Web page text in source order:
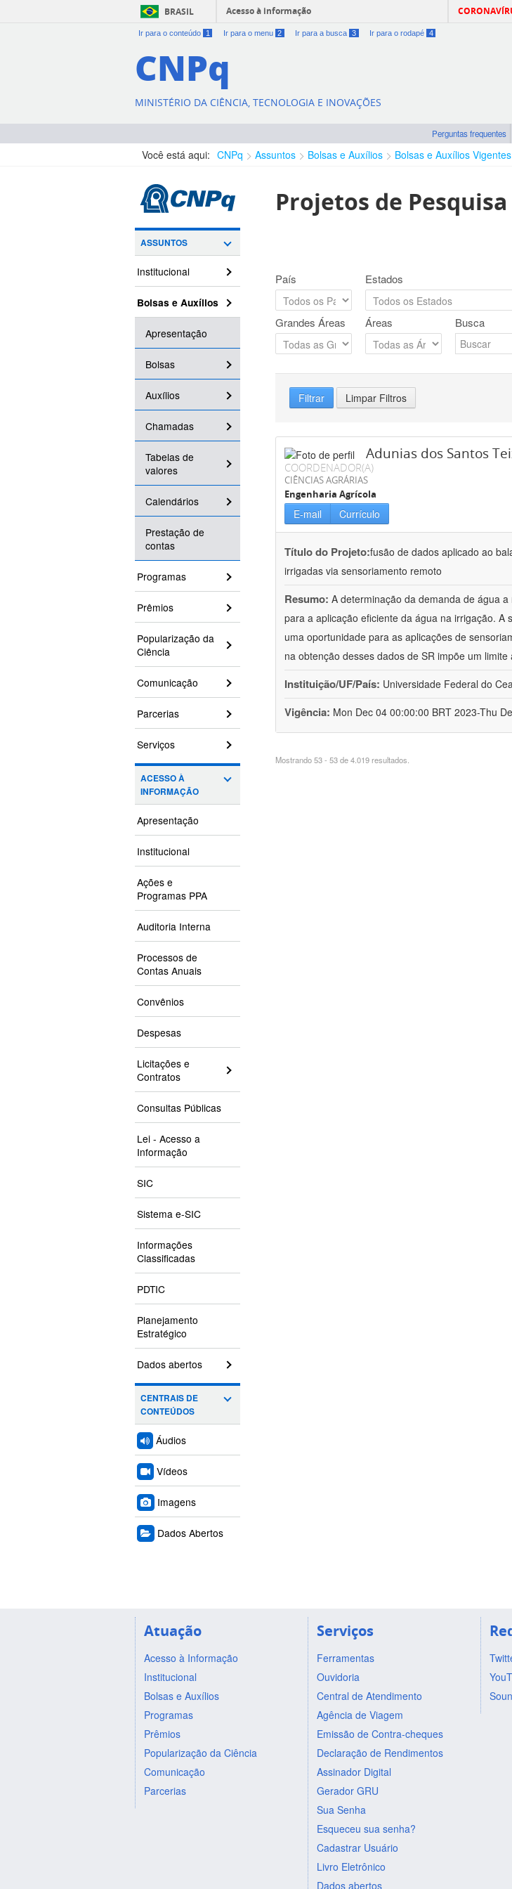
BRASIL Acesso à informação
Ir para o conteúdo 1 Ir para o menu 2 Ir para a busca 3 Ir para o rodapé 4
CNPq
MINISTÉRIO DA CIÊNCIA, TECNOLOGIA E INOVAÇÕES
Perguntas frequentes
Você está aqui: CNPq Assuntos Bolsas e Auxílios Bolsas e Auxílios Vigentes
ASSUNTOS
Institucional
Bolsas e Auxílios
Apresentação
Bolsas
Auxílios
Chamadas
Tabelas de
valores
Calendários
Prestação de
contas
Programas
Prêmios
Popularização da
Ciência
Comunicação
Parcerias
Serviços
ACESSO À
INFORMAÇÃO
Apresentação
Institucional
Ações e
Programas PPA
Auditoria Interna
Processos de
Contas Anuais
Convênios
Despesas
Licitações e
Contratos
Consultas Públicas
Lei - Acesso a
Informação
SIC
Sistema e-SIC
Informações
Classificadas
PDTIC
Planejamento
Estratégico
Dados abertos
CENTRAIS DE
CONTEÚDOS
Áudios
Vídeos
Imagens
Dados Abertos
Projetos de Pesquisa
País Estados
Grandes Áreas Áreas Busca
Filtrar Limpar Filtros
Adunias dos Santos
COORDENADOR(A)
CIÊNCIAS AGRÁRIAS
Engenharia Agrícola
E-mail Currículo
Título do Projeto:fusão de dados aplicado ao
irrigadas via sensoriamento remoto
Resumo: A determinação da demanda de água
para a aplicação eficiente da água na irrigação.
uma oportunidade para as aplicações de
na obtenção desses dados de SR impõe um
Instituição/UF/País: Universidade Federal do
Vigência: Mon Dec 04 00:00:00 BRT 2023-Thu
Mostrando 53 - 53 de 4.019 resultados.
Atuação
Acesso à Informação
Institucional
Bolsas e Auxílios
Programas
Prêmios
Popularização da Ciência
Comunicação
Parcerias
Serviços
Ferramentas
Ouvidoria
Central de Atendimento
Agência de Viagem
Emissão de Contra-cheques
Declaração de Rendimentos
Assinador Digital
Gerador GRU
Sua Senha
Esqueceu sua senha?
Cadastrar Usuário
Livro Eletrônico
Dados abertos